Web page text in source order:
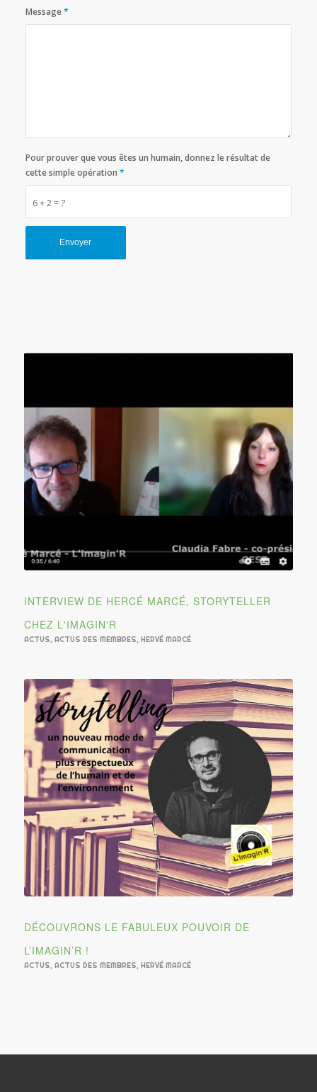
Message*
6 + 2 = ?
Pour prouver que vous êtes un humain, donnez le résultat de
cette simple opération *
INTERVIEW DE HERCÉ MARCÉ, STORYTELLER
CHEZ L'IMAGIN'R
ACTUS, ACTUS DES MEMBRES, HERVÉ MARCÉ
DÉCOUVRONS LE FABULEUX POUVOIR DE
L’IMAGIN’R !
ACTUS, ACTUS DES MEMBRES, HERVÉ MARCÉ